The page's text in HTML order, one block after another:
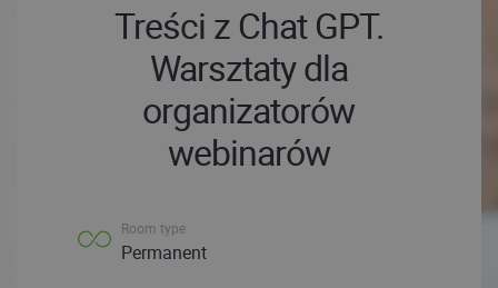
Treści z Chat GPT.
Warsztaty dla
organizatorów
webinarów
Room type
Permanent